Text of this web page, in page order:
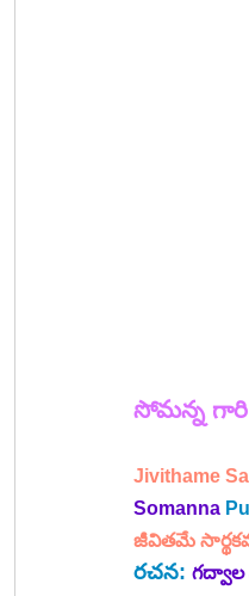
సోమన్న గారి
Jivithame
Somanna
జీవితమే
రచన: